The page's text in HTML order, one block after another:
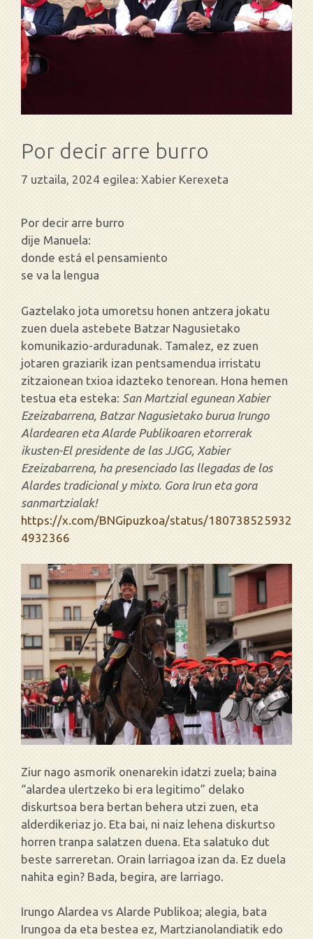
Por decir arre burro
7 uztaila, 2024 egilea: Xabier Kerexeta
Por decir arre burro
dije Manuela:
donde está el pensamiento
se va la lengua
Gaztelako jota umoretsu honen antzera jokatu
zuen duela astebete Batzar Nagusietako
komunikazio-arduradunak. Tamalez, ez zuen
jotaren graziarik izan pentsamendua irristatu
zitzaionean txioa idazteko tenorean. Hona hemen
testua eta esteka: San Martzial egunean Xabier
Ezeizabarrena, Batzar Nagusietako burua Irungo
Alardearen eta Alarde Publikoaren etorrerak
ikusten-El presidente de las JJGG, Xabier
Ezeizabarrena, ha presenciado las llegadas de los
Alardes tradicional y mixto. Gora Irun eta gora
sanmartzialak!
https://x.com/BNGipuzkoa/status/180738525932
4932366
Ziur nago asmorik onenarekin idatzi zuela; baina
“alardea ulertzeko bi era legitimo” delako
diskurtsoa bera bertan behera utzi zuen, eta
alderdikeriaz jo. Eta bai, ni naiz lehena diskurtso
horren tranpa salatzen duena. Eta salatuko dut
beste sarreretan. Orain larriagoa izan da. Ez duela
nahita egin? Bada, begira, are larriago.
Irungo Alardea vs Alarde Publikoa; alegia, bata
Irungoa da eta bestea ez, Martzianolandiatik edo